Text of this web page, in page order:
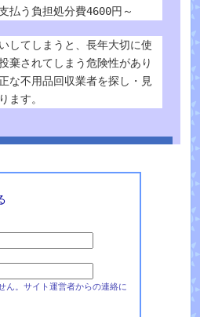
払う負担処分費4600円～
してしまうと、長年大切に使
棄されてしまう危険性があり
な不用品回収業者を探し・見
ます。
ん。サイト運営者からの連絡に